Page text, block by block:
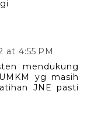
at 4:55 PM
mendukung
yg masih
JNE pasti